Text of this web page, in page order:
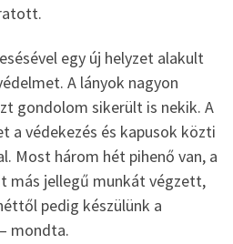
egy új helyzet alakult
A lányok nagyon
gondolom sikerült is nekik. A
a védekezés és kapusok közti
Most három hét pihenő van, a
más jellegű munkát végzett,
pedig készülünk a
mondta.